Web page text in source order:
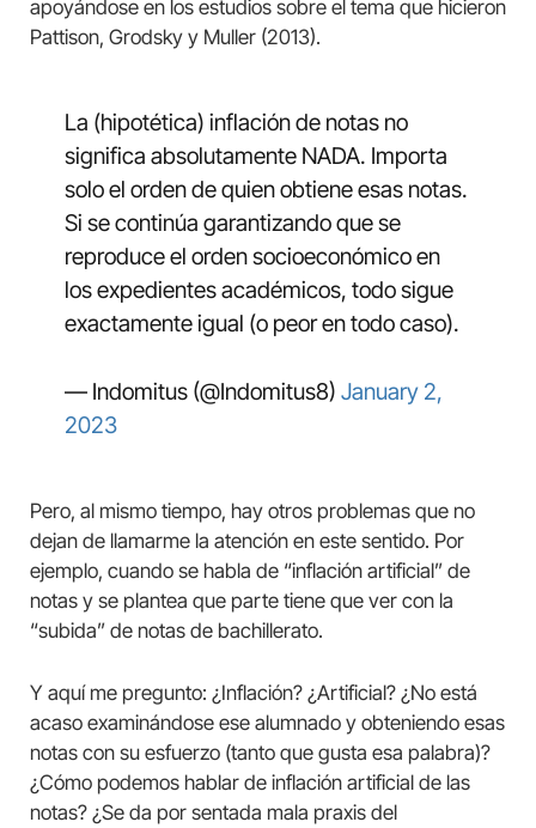
apoyándose en los estudios sobre el tema que hicieron
Pattison, Grodsky y Muller (2013).
La (hipotética) inflación de notas no
significa absolutamente NADA. Importa
solo el orden de quien obtiene esas notas.
Si se continúa garantizando que se
reproduce el orden socioeconómico en
los expedientes académicos, todo sigue
exactamente igual (o peor en todo caso).
— Indomitus (@Indomitus8) January 2,
2023
Pero, al mismo tiempo, hay otros problemas que no
dejan de llamarme la atención en este sentido. Por
ejemplo, cuando se habla de “inflación artificial” de
notas y se plantea que parte tiene que ver con la
“subida” de notas de bachillerato.
Y aquí me pregunto: ¿Inflación? ¿Artificial? ¿No está
acaso examinándose ese alumnado y obteniendo esas
notas con su esfuerzo (tanto que gusta esa palabra)?
¿Cómo podemos hablar de inflación artificial de las
notas? ¿Se da por sentada mala praxis del